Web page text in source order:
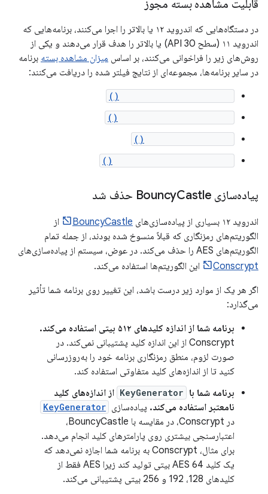
قابلیت مشاهده بسته مجوز
در دستگاه‌هایی که اندروید ۱۲ یا بالاتر را اجرا می‌کنند، برنامه‌هایی که
اندروید ۱۱ (سطح API 30) یا بالاتر را هدف قرار می‌دهند و یکی از
روش‌های زیر را فراخوانی می‌کنند، بر اساس میزان مشاهده بسته برنامه
در سایر برنامه‌ها، مجموعه‌ای از نتایج فیلتر شده را دریافت می‌کنند:
پیاده‌سازی Bouncy Castle حذف شد
اندروید ۱۲ بسیاری از پیاده‌سازی‌های BouncyCastle
از
الگوریتم‌های رمزنگاری که قبلاً منسوخ شده بودند، از جمله تمام
الگوریتم‌های AES را حذف می‌کند. در عوض، سیستم از پیاده‌سازی‌های
Conscrypt
این الگوریتم‌ها استفاده می‌کند.
اگر هر یک از موارد زیر درست باشد، این تغییر روی برنامه شما تأثیر
می‌گذارد:
برنامه شما از اندازه کلیدهای ۵۱۲ بیتی استفاده می‌کند.
Conscrypt از این اندازه کلید پشتیبانی نمی‌کند. در
صورت لزوم، منطق رمزنگاری برنامه خود را به‌روزرسانی
کنید تا از اندازه‌های کلید متفاوتی استفاده کند.
برنامه شما با KeyGenerator از اندازه‌های کلید
نامعتبر استفاده می‌کند. پیاده‌سازی KeyGenerator
در Conscrypt، در مقایسه با BouncyCastle،
اعتبارسنجی بیشتری روی پارامترهای کلید انجام می‌دهد.
برای مثال، Conscrypt به برنامه شما اجازه نمی‌دهد که
یک کلید AES 64 بیتی تولید کند زیرا AES فقط از
کلیدهای 128، 192 و 256 بیتی پشتیبانی می‌کند.